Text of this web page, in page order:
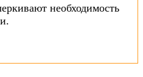
необходимость